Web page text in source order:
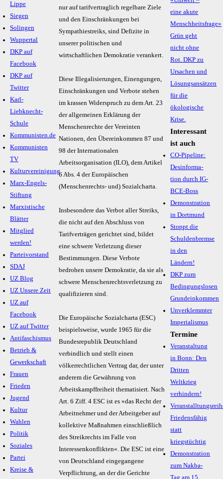
Lippe
Siegen
Solingen
Wuppertal
DKP auf
Facebook
DKP auf
Twitter
Karl-
Liebknecht-
Schule
Kommunisten.de
Kommunisten
TV
Kulturvereinigung
Marx-Engels-
Stiftung
Marxistische
Blätter
Mitglied
werden!
Parteivorstand
SDAJ
UZ Blog
UZ Unsere Zeit
UZ auf
Facebook
UZ auf Twitter
Antifaschismus
Betrieb &
Gewerkschaft
Frauen
Frieden
Jugend
Kultur
Wahlen
Politik
Soziales
Partei
Kreise &
nur auf tarifvertraglich regelbare Ziele
und den Einschränkungen bei
Sympathiestreiks, sind Defizite in
unserer politischen und
wirtschaftlichen Demokratie verankert.
Diese Illegalisierungen, Einengungen,
Einschränkungen und Verbote stehen
im krassen Widerspruch zu dem Art. 23
der allgemeinen Erklärung der
Menschenrechte der Vereinten
Nationen, den Übereinkommen 87 und
98 der Internationalen
Arbeitsorganisation (ILO), dem Artikel
6 Abs. 4 der Europäischen
(Menschenrechts- und) Sozialcharta.
Insbesondere das Verbot aller Streiks,
die nicht auf den Abschluss von
Tarifverträgen gerichtet sind, bildet
eine schwere Verletzung dieser
Bestimmungen. Diese Verbote
bedrohen unsere Demokratie, da sie als
schwere Menschenrechtsverletzung zu
qualifizieren sind.
Die Europäische Sozialcharta (ESC)
beispielsweise, wurde 1965 für die
Bundesrepublik Deutschland
verbindlich und stellt einen
völkerrechtlichen Vertrag dar, der unter
anderem die Gewährung von
Arbeitskampffreiheit thematisiert. Nach
Art. 6 Ziff. 4 ESC ist es »das Recht der
Arbeitnehmer und der Arbeitgeber auf
kollektive Maßnahmen einschließlich
des Streikrechts im Falle von
Interessenkonflikten«. Die ESC ist eine
von Deutschland eingegangene
Verpflichtung, an der die Gerichte
Interessant
ist auch
CO-Pipeline:
Des­infor­ma­
tion durch IG-
BCE-Boss
Demonstration
in Dortmund
Stoppt die
Schuldenbremse
in den
Ländern!
DKP zum
Bedingungslosen
Grundeinkommen
Unverklemmter
Imperialismus
Termine
Veranstaltung
in Bonn: Den
Dritten
Weltkrieg
verhindern!
Friedensfähig
statt
kriegstüchtig
Demonstration
zum Nakba-
Tag am 15.